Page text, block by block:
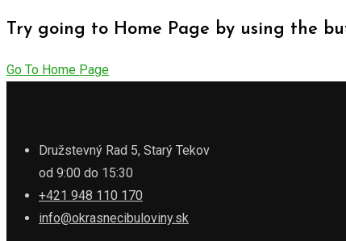
Try going to Home Page by using the
Go To Home Page
Družstevný Rad 5, Starý Tekov
od 9:00 do 15:30
+421 948 110 170
info@okrasnecibuloviny.sk